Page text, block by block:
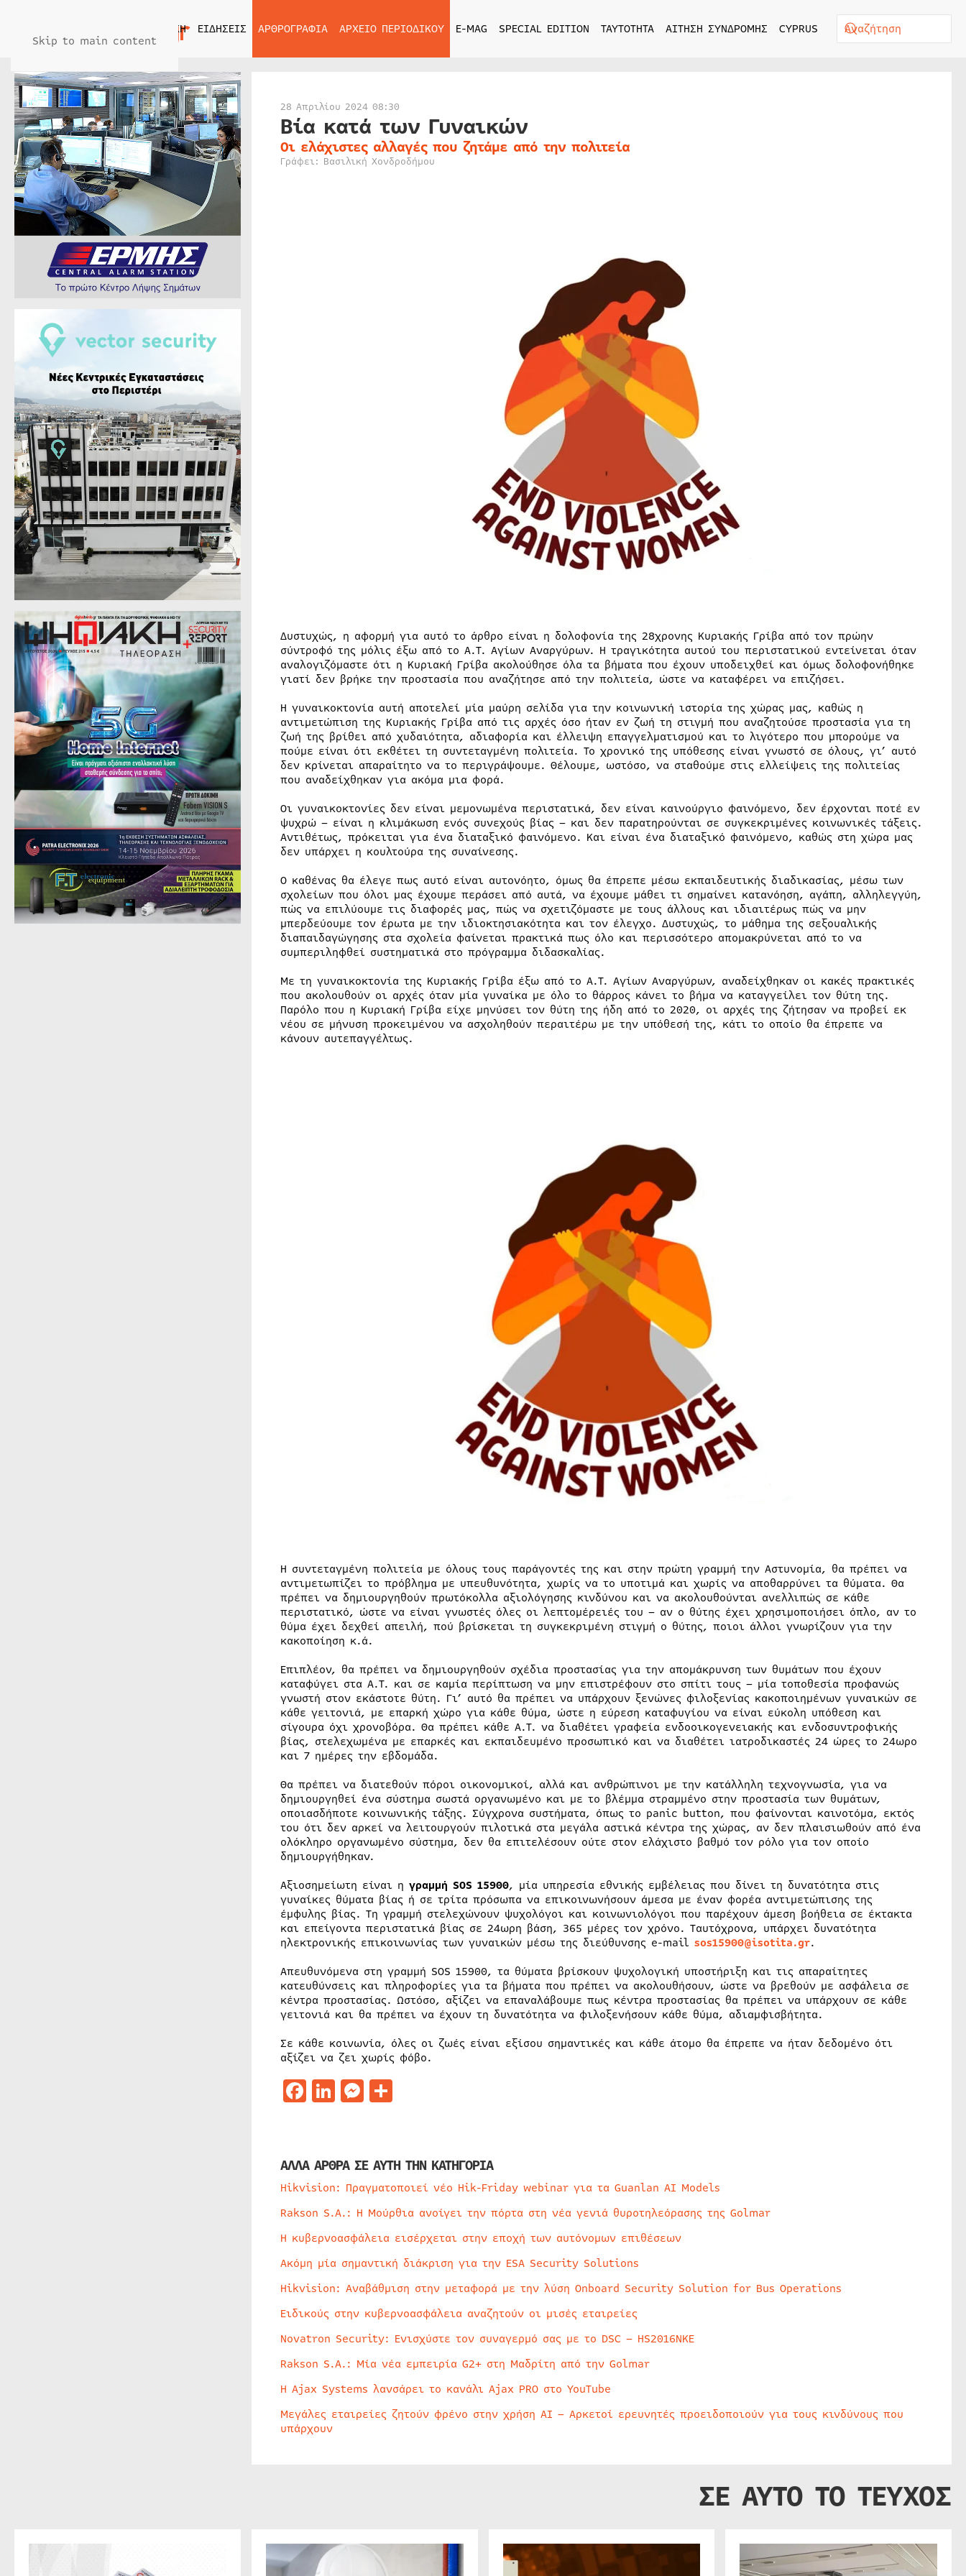
Skip to main content
ΑΡΧΙΚΗ ΕΙΔΗΣΕΙΣ ΑΡΘΡΟΓΡΑΦΙΑ ΑΡΧΕΙΟ ΠΕΡΙΟΔΙΚΟΥ E-MAG SPECIAL EDITION ΤΑΥΤΟΤΗΤΑ ΑΙΤΗΣΗ ΣΥΝΔΡΟΜΗΣ CYPRUS
28 Απριλίου 2024 08:30
Βία κατά των Γυναικών
Οι ελάχιστες αλλαγές που ζητάμε από την πολιτεία
Γράφει: Βασιλική Χονδροδήμου
Δυστυχώς, η αφορμή για αυτό το άρθρο είναι η δολοφονία της 28χρονης Κυριακής Γρίβα από τον πρώην
σύντροφό της μόλις έξω από το Α.Τ. Αγίων Αναργύρων. Η τραγικότητα αυτού του περιστατικού εντείνεται όταν
αναλογιζόμαστε ότι η Κυριακή Γρίβα ακολούθησε όλα τα βήματα που έχουν υποδειχθεί και όμως δολοφονήθηκε
γιατί δεν βρήκε την προστασία που αναζήτησε από την πολιτεία, ώστε να καταφέρει να επιζήσει.
Η γυναικοκτονία αυτή αποτελεί μία μαύρη σελίδα για την κοινωνική ιστορία της χώρας μας, καθώς η
αντιμετώπιση της Κυριακής Γρίβα από τις αρχές όσο ήταν εν ζωή τη στιγμή που αναζητούσε προστασία για τη
ζωή της βρίθει από χυδαιότητα, αδιαφορία και έλλειψη επαγγελματισμού και το λιγότερο που μπορούμε να
πούμε είναι ότι εκθέτει τη συντεταγμένη πολιτεία. Το χρονικό της υπόθεσης είναι γνωστό σε όλους, γι’ αυτό
δεν κρίνεται απαραίτητο να το περιγράψουμε. Θέλουμε, ωστόσο, να σταθούμε στις ελλείψεις της πολιτείας
που αναδείχθηκαν για ακόμα μια φορά.
Οι γυναικοκτονίες δεν είναι μεμονωμένα περιστατικά, δεν είναι καινούργιο φαινόμενο, δεν έρχονται ποτέ εν
ψυχρώ – είναι η κλιμάκωση ενός συνεχούς βίας – και δεν παρατηρούνται σε συγκεκριμένες κοινωνικές τάξεις.
Αντιθέτως, πρόκειται για ένα διαταξικό φαινόμενο. Και είναι ένα διαταξικό φαινόμενο, καθώς στη χώρα μας
δεν υπάρχει η κουλτούρα της συναίνεσης.
Ο καθένας θα έλεγε πως αυτό είναι αυτονόητο, όμως θα έπρεπε μέσω εκπαιδευτικής διαδικασίας, μέσω των
σχολείων που όλοι μας έχουμε περάσει από αυτά, να έχουμε μάθει τι σημαίνει κατανόηση, αγάπη, αλληλεγγύη,
πώς να επιλύουμε τις διαφορές μας, πώς να σχετιζόμαστε με τους άλλους και ιδιαιτέρως πώς να μην
μπερδεύουμε τον έρωτα με την ιδιοκτησιακότητα και τον έλεγχο. Δυστυχώς, το μάθημα της σεξουαλικής
διαπαιδαγώγησης στα σχολεία φαίνεται πρακτικά πως όλο και περισσότερο απομακρύνεται από το να
συμπεριληφθεί συστηματικά στο πρόγραμμα διδασκαλίας.
Με τη γυναικοκτονία της Κυριακής Γρίβα έξω από το Α.Τ. Αγίων Αναργύρων, αναδείχθηκαν οι κακές πρακτικές
που ακολουθούν οι αρχές όταν μία γυναίκα με όλο το θάρρος κάνει το βήμα να καταγγείλει τον θύτη της.
Παρόλο που η Κυριακή Γρίβα είχε μηνύσει τον θύτη της ήδη από το 2020, οι αρχές της ζήτησαν να προβεί εκ
νέου σε μήνυση προκειμένου να ασχοληθούν περαιτέρω με την υπόθεσή της, κάτι το οποίο θα έπρεπε να
κάνουν αυτεπαγγέλτως.
Η συντεταγμένη πολιτεία με όλους τους παράγοντές της και στην πρώτη γραμμή την Αστυνομία, θα πρέπει να
αντιμετωπίζει το πρόβλημα με υπευθυνότητα, χωρίς να το υποτιμά και χωρίς να αποθαρρύνει τα θύματα. Θα
πρέπει να δημιουργηθούν πρωτόκολλα αξιολόγησης κινδύνου και να ακολουθούνται ανελλιπώς σε κάθε
περιστατικό, ώστε να είναι γνωστές όλες οι λεπτομέρειές του – αν ο θύτης έχει χρησιμοποιήσει όπλο, αν το
θύμα έχει δεχθεί απειλή, πού βρίσκεται τη συγκεκριμένη στιγμή ο θύτης, ποιοι άλλοι γνωρίζουν για την
κακοποίηση κ.ά.
Επιπλέον, θα πρέπει να δημιουργηθούν σχέδια προστασίας για την απομάκρυνση των θυμάτων που έχουν
καταφύγει στα Α.Τ. και σε καμία περίπτωση να μην επιστρέφουν στο σπίτι τους – μία τοποθεσία προφανώς
γνωστή στον εκάστοτε θύτη. Γι’ αυτό θα πρέπει να υπάρχουν ξενώνες φιλοξενίας κακοποιημένων γυναικών σε
κάθε γειτονιά, με επαρκή χώρο για κάθε θύμα, ώστε η εύρεση καταφυγίου να είναι εύκολη υπόθεση και
σίγουρα όχι χρονοβόρα. Θα πρέπει κάθε Α.Τ. να διαθέτει γραφεία ενδοοικογενειακής και ενδοσυντροφικής
βίας, στελεχωμένα με επαρκές και εκπαιδευμένο προσωπικό και να διαθέτει ιατροδικαστές 24 ώρες το 24ωρο
και 7 ημέρες την εβδομάδα.
Θα πρέπει να διατεθούν πόροι οικονομικοί, αλλά και ανθρώπινοι με την κατάλληλη τεχνογνωσία, για να
δημιουργηθεί ένα σύστημα σωστά οργανωμένο και με το βλέμμα στραμμένο στην προστασία των θυμάτων,
οποιασδήποτε κοινωνικής τάξης. Σύγχρονα συστήματα, όπως το panic button, που φαίνονται καινοτόμα, εκτός
του ότι δεν αρκεί να λειτουργούν πιλοτικά στα μεγάλα αστικά κέντρα της χώρας, αν δεν πλαισιωθούν από ένα
ολόκληρο οργανωμένο σύστημα, δεν θα επιτελέσουν ούτε στον ελάχιστο βαθμό τον ρόλο για τον οποίο
δημιουργήθηκαν.
Αξιοσημείωτη είναι η γραμμή SOS 15900, µία υπηρεσία εθνικής εμβέλειας που δίνει τη δυνατότητα στις
γυναίκες θύματα βίας ή σε τρίτα πρόσωπα να επικοινωνήσουν άμεσα µε έναν φορέα αντιμετώπισης της
έµφυλης βίας. Τη γραμμή στελεχώνουν ψυχολόγοι και κοινωνιολόγοι που παρέχουν άμεση βοήθεια σε έκτακτα
και επείγοντα περιστατικά βίας σε 24ωρη βάση, 365 µέρες τον χρόνο. Ταυτόχρονα, υπάρχει δυνατότητα
ηλεκτρονικής επικοινωνίας των γυναικών µέσω της διεύθυνσης e-mail sos15900@isotita.gr.
Απευθυνόμενα στη γραμμή SOS 15900, τα θύματα βρίσκουν ψυχολογική υποστήριξη και τις απαραίτητες
κατευθύνσεις και πληροφορίες για τα βήματα που πρέπει να ακολουθήσουν, ώστε να βρεθούν με ασφάλεια σε
κέντρα προστασίας. Ωστόσο, αξίζει να επαναλάβουμε πως κέντρα προστασίας θα πρέπει να υπάρχουν σε κάθε
γειτονιά και θα πρέπει να έχουν τη δυνατότητα να φιλοξενήσουν κάθε θύμα, αδιαμφισβήτητα.
Σε κάθε κοινωνία, όλες οι ζωές είναι εξίσου σημαντικές και κάθε άτομο θα έπρεπε να ήταν δεδομένο ότι
αξίζει να ζει χωρίς φόβο.
Facebook
LinkedIn
Messenger
Μοιραστείτε
ΑΛΛΑ ΑΡΘΡΑ ΣΕ ΑΥΤΗ ΤΗΝ ΚΑΤΗΓΟΡΙΑ
Hikvision: Πραγματοποιεί νέο Hik-Friday webinar για τα Guanlan AI Models
Rakson S.A.: Η Μούρθια ανοίγει την πόρτα στη νέα γενιά θυροτηλεόρασης της Golmar
Η κυβερνοασφάλεια εισέρχεται στην εποχή των αυτόνομων επιθέσεων
Ακόμη μία σημαντική διάκριση για την ESA Security Solutions
Hikvision: Αναβάθμιση στην μεταφορά με την λύση Onboard Security Solution for Bus Operations
Ειδικούς στην κυβερνοασφάλεια αναζητούν οι μισές εταιρείες
Novatron Security: Ενισχύστε τον συναγερμό σας με το DSC – HS2016NKE
Rakson S.A.: Μία νέα εμπειρία G2+ στη Μαδρίτη από την Golmar
Η Ajax Systems λανσάρει το κανάλι Ajax PRO στο YouTube
Μεγάλες εταιρείες ζητούν φρένο στην χρήση AI – Αρκετοί ερευνητές προειδοποιούν για τους κινδύνους που
υπάρχουν
ΣΕ ΑΥΤΟ ΤΟ ΤΕΥΧΟΣ